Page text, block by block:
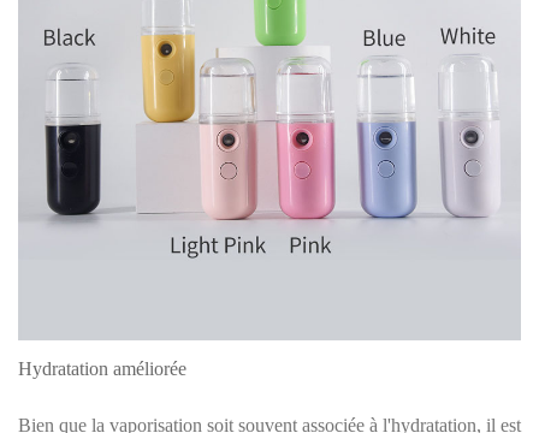
Hydratation améliorée
Bien que la vaporisation soit souvent associée à l'hydratation, il est